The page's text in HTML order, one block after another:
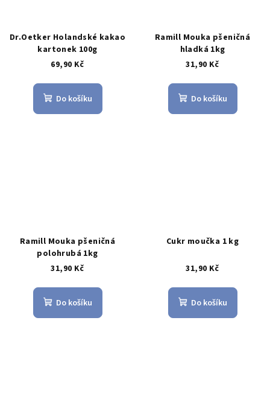
Dr.Oetker Holandské kakao
kartonek 100g
69,90 Kč
Do košíku
Ramill Mouka pšeničná
hladká 1kg
31,90 Kč
Do košíku
Ramill Mouka pšeničná
polohrubá 1kg
31,90 Kč
Do košíku
Cukr moučka 1 kg
31,90 Kč
Do košíku